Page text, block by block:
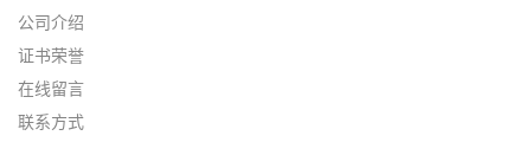
公司介绍
证书荣誉
在线留言
联系方式